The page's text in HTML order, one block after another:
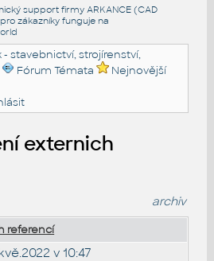
support firmy ARKANCE (CAD
zákazníky funguje na
- stavebnictví, strojírenství,
Fórum Témata
Nejnovější
externich
archiv
referencí
v 10:47